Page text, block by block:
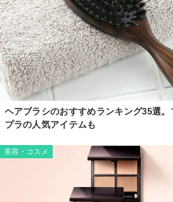
ヘアブラシのおすすめランキング35選
プラの人気アイテムも
美容・コスメ